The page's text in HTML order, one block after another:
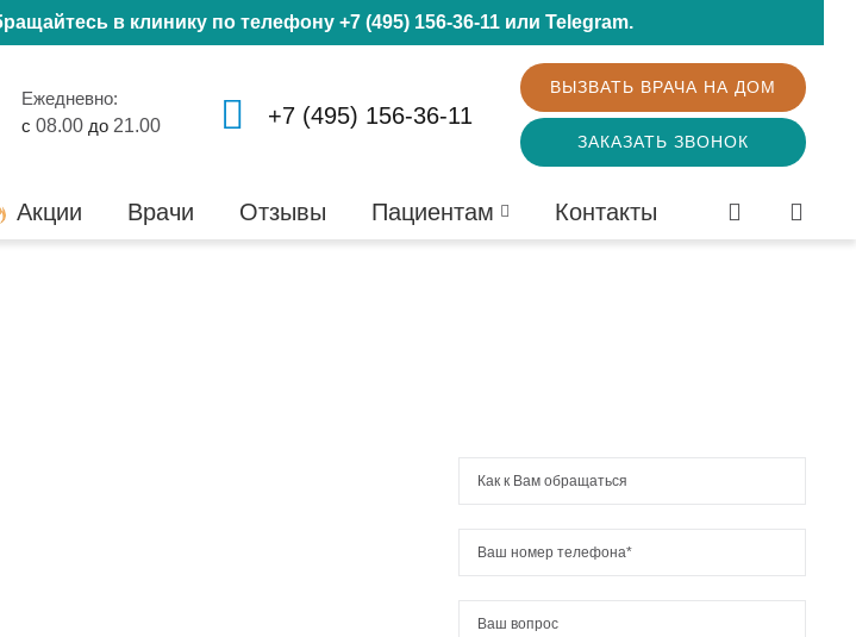
в клинику по телефону +7 (495) 156-36-11или Telegram.
Ежедневно:
с 08.00 до 21.00 +7 (495) 156-36-11
ВЫЗВАТЬ ВРАЧА НА ДОМ
ЗАКАЗАТЬ ЗВОНОК
Акции Врачи Отзывы Пациентам Контакты